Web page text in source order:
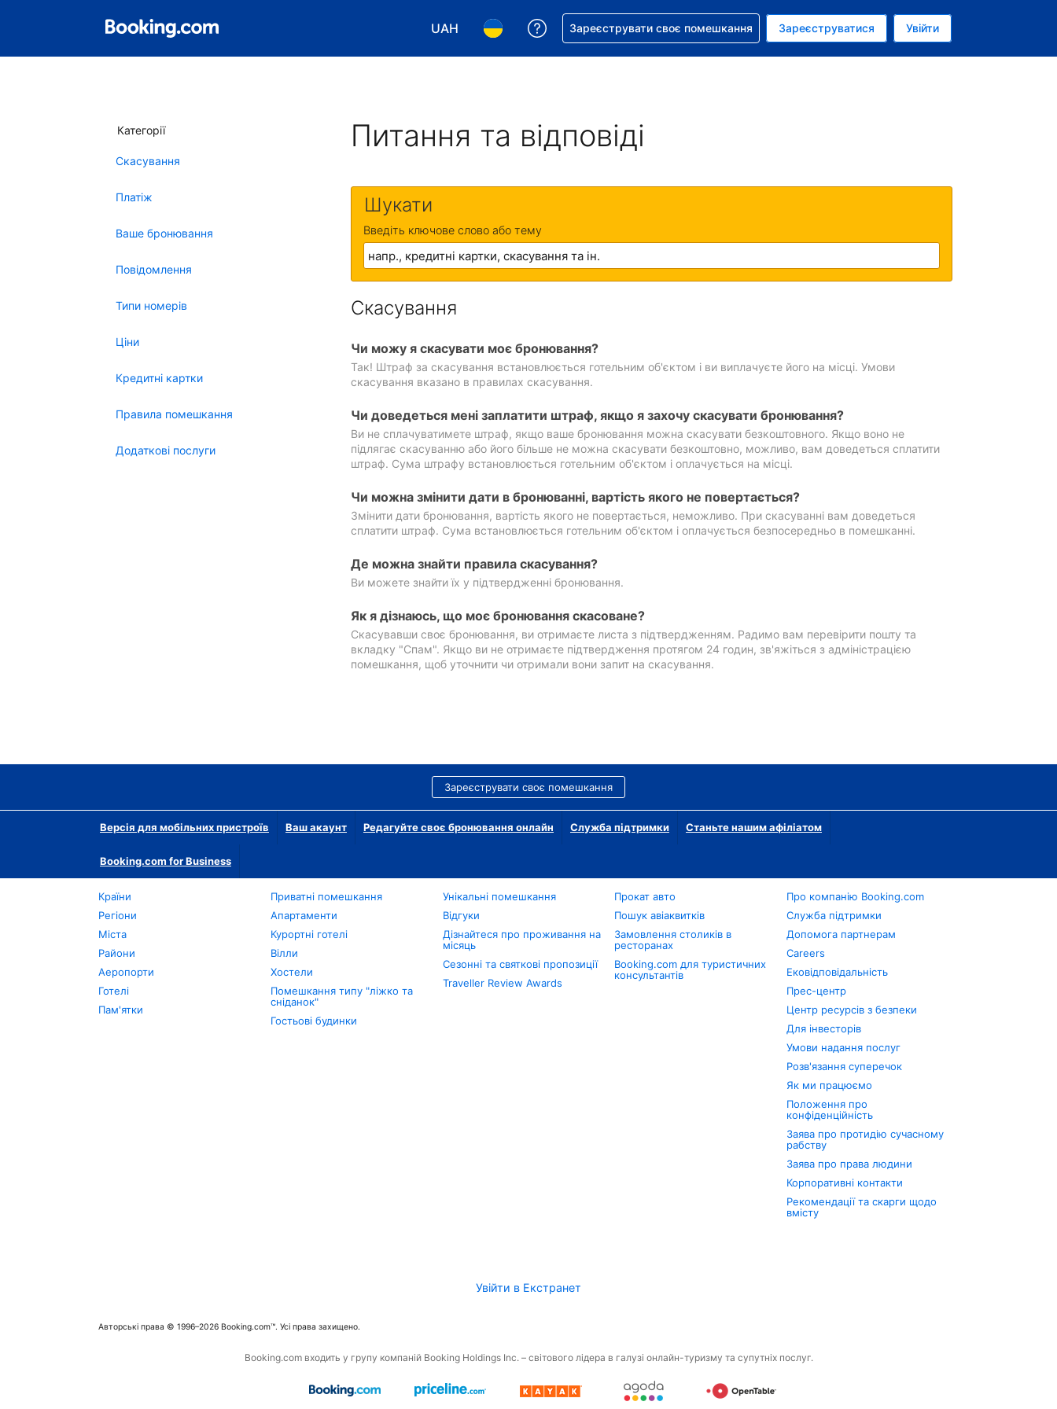
UAH
Виберіть валюту. Ваша поточна валюта: Українська гривня
Виберіть мову. Ваша поточна мова: Українською
Отримайте допомогу з бронюванням
Зареєструвати своє помешкання Зареєструватися Увійти
Категорії
Скасування
Платіж
Ваше бронювання
Повідомлення
Типи номерів
Ціни
Кредитні картки
Правила помешкання
Додаткові послуги
Питання та відповіді
Шукати
Введіть ключове слово або тему
Скасування
Чи можу я скасувати моє бронювання?
Так! Штраф за скасування встановлюється готельним об'єктом і ви виплачуєте його на місці. Умови
скасування вказано в правилах скасування.
Чи доведеться мені заплатити штраф, якщо я захочу скасувати бронювання?
Ви не сплачуватимете штраф, якщо ваше бронювання можна скасувати безкоштовного. Якщо воно не
підлягає скасуванню або його більше не можна скасувати безкоштовно, можливо, вам доведеться сплатити
штраф. Сума штрафу встановлюється готельним об'єктом і оплачується на місці.
Чи можна змінити дати в бронюванні, вартість якого не повертається?
Змінити дати бронювання, вартість якого не повертається, неможливо. При скасуванні вам доведеться
сплатити штраф. Сума встановлюється готельним об'єктом і оплачується безпосередньо в помешканні.
Де можна знайти правила скасування?
Ви можете знайти їх у підтвердженні бронювання.
Як я дізнаюсь, що моє бронювання скасоване?
Скасувавши своє бронювання, ви отримаєте листа з підтвердженням. Радимо вам перевірити пошту та
вкладку "Спам". Якщо ви не отримаєте підтвердження протягом 24 годин, зв'яжіться з адміністрацією
помешкання, щоб уточнити чи отримали вони запит на скасування.
Зареєструвати своє помешкання
Версія для мобільних пристроїв Ваш акаунт Редагуйте своє бронювання онлайн Служба підтримки Станьте нашим афіліатом
Booking.com for Business
Країни
Регіони
Міста
Райони
Аеропорти
Готелі
Пам'ятки
Приватні помешкання
Апартаменти
Курортні готелі
Вілли
Хостели
Помешкання типу "ліжко та
сніданок"
Гостьові будинки
Унікальні помешкання
Відгуки
Дізнайтеся про проживання на
місяць
Сезонні та святкові пропозиції
Traveller Review Awards
Прокат авто
Пошук авіаквитків
Замовлення столиків в
ресторанах
Booking.com для туристичних
консультантів
Про компанію Booking.com
Служба підтримки
Допомога партнерам
Careers
Ековідповідальність
Прес-центр
Центр ресурсів з безпеки
Для інвесторів
Умови надання послуг
Розв'язання суперечок
Як ми працюємо
Положення про
конфіденційність
Заява про протидію сучасному
рабству
Заява про права людини
Корпоративні контакти
Рекомендації та скарги щодо
вмісту
Увійти в Екстранет
Авторські права © 1996–2026 Booking.com™. Усі права захищено.
Booking.com входить у групу компаній Booking Holdings Inc. – світового лідера в галузі онлайн-туризму та супутніх послуг.